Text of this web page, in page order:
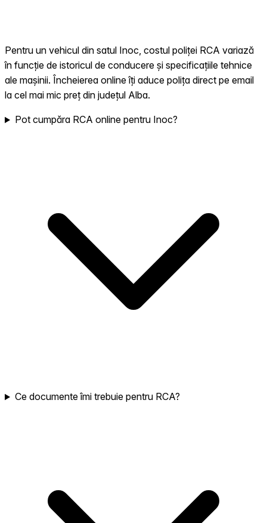
Pentru un vehicul din satul Inoc, costul poliței RCA variază
în funcție de istoricul de conducere și specificațiile tehnice
ale mașinii. Încheierea online îți aduce polița direct pe email
la cel mai mic preț din județul Alba.
Pot cumpăra RCA online pentru Inoc?
Ce documente îmi trebuie pentru RCA?